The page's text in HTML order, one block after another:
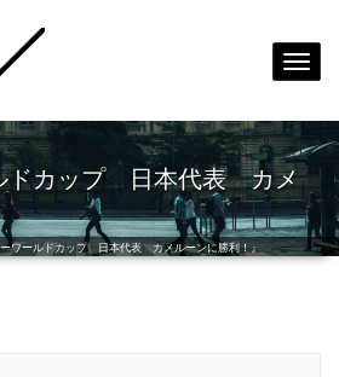
ドカップ 日本代表 カメ
ワールドカップ 日本代表 カメルーンに勝利！』